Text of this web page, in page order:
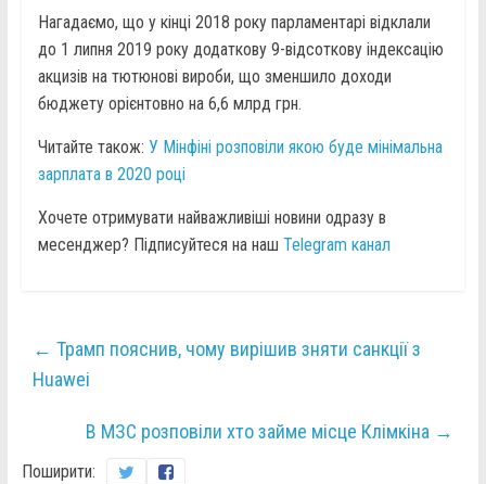
Нагадаємо, що у кінці 2018 року парламентарі відклали
до 1 липня 2019 року додаткову 9-відсоткову індексацію
акцизів на тютюнові вироби, що зменшило доходи
бюджету орієнтовно на 6,6 млрд грн.
Читайте також: У Мінфіні розповіли якою буде мінімальна
зарплата в 2020 році
Хочете отримувати найважливіші новини одразу в
месенджер? Підписуйтеся на наш Telegram канал
← Трамп пояснив, чому вирішив зняти санкції з
Huawei
В МЗС розповіли хто займе місце Клімкіна →
Поширити: